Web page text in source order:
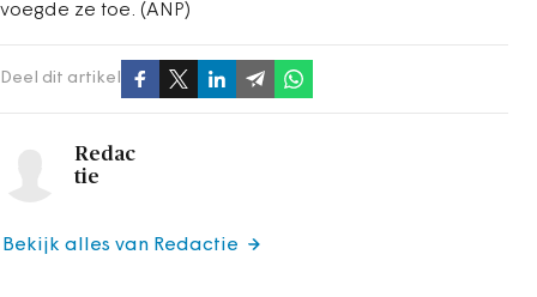
voegde ze toe. (ANP)
Deel dit artikel
Redac
tie
Bekijk alles van Redactie